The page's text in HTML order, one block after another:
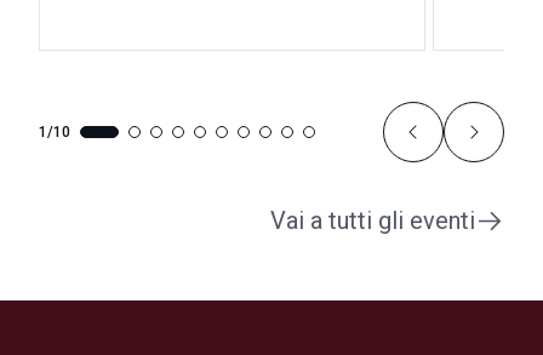
1/10
Vai a tutti gli eventi